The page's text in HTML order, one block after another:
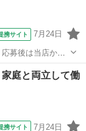
携サイト 7月24日
募後は当店から
持参をお願いし
家庭と両立して働
携サイト 7月24日